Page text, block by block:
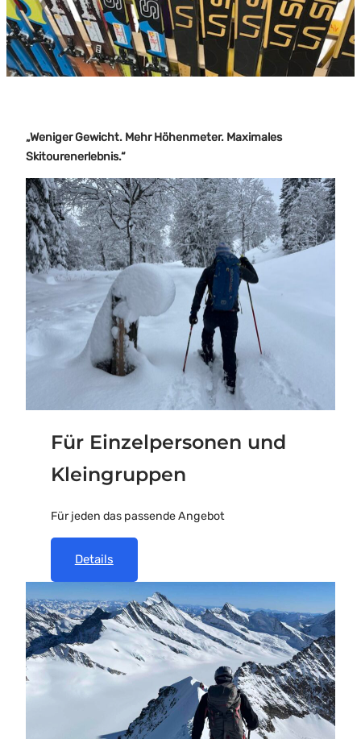
„Weniger Gewicht. Mehr Höhenmeter. Maximales
Skitourenerlebnis.“
Für Einzelpersonen und
Kleingruppen
Für jeden das passende Angebot
Details